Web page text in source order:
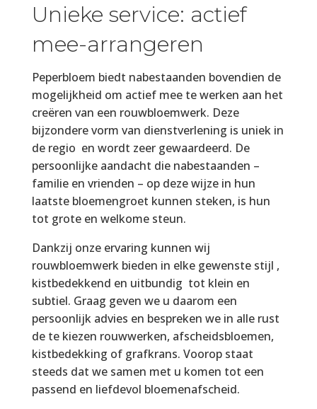
Unieke service: actief
mee-arrangeren
Peperbloem biedt nabestaanden bovendien de
mogelijkheid om actief mee te werken aan het
creëren van een rouwbloemwerk. Deze
bijzondere vorm van dienstverlening is uniek in
de regio en wordt zeer gewaardeerd. De
persoonlijke aandacht die nabestaanden –
familie en vrienden – op deze wijze in hun
laatste bloemengroet kunnen steken, is hun
tot grote en welkome steun.
Dankzij onze ervaring kunnen wij
rouwbloemwerk bieden in elke gewenste stijl ,
kistbedekkend en uitbundig tot klein en
subtiel. Graag geven we u daarom een
persoonlijk advies en bespreken we in alle rust
de te kiezen rouwwerken, afscheidsbloemen,
kistbedekking of grafkrans. Voorop staat
steeds dat we samen met u komen tot een
passend en liefdevol bloemenafscheid.